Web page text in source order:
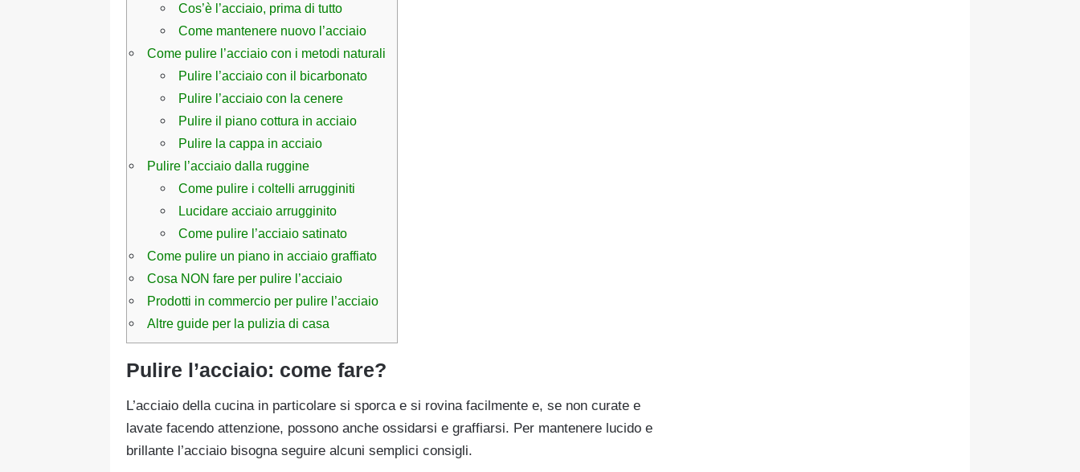
Cos’è l’acciaio, prima di tutto
Come mantenere nuovo l’acciaio
Come pulire l’acciaio con i metodi naturali
Pulire l’acciaio con il bicarbonato
Pulire l’acciaio con la cenere
Pulire il piano cottura in acciaio
Pulire la cappa in acciaio
Pulire l’acciaio dalla ruggine
Come pulire i coltelli arrugginiti
Lucidare acciaio arrugginito
Come pulire l’acciaio satinato
Come pulire un piano in acciaio graffiato
Cosa NON fare per pulire l’acciaio
Prodotti in commercio per pulire l’acciaio
Altre guide per la pulizia di casa
Pulire l’acciaio: come fare?
L’acciaio della cucina in particolare si sporca e si rovina facilmente e, se non curate e
lavate facendo attenzione, possono anche ossidarsi e graffiarsi. Per mantenere lucido e
brillante l’acciaio bisogna seguire alcuni semplici consigli.